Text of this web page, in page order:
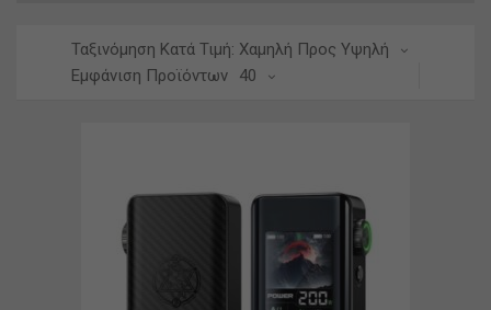
Ταξινόμηση Κατά Τιμή: Χαμηλή Προς Υψηλή
Εμφάνιση Προϊόντων
40